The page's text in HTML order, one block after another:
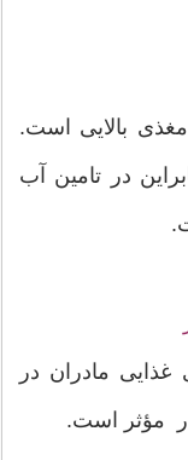
بالایی است.
در تامین آب
غذایی مادران در
مؤثر است.